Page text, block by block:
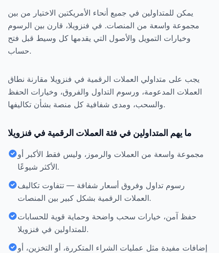
يمكن للمتداولين في جميع أنحاء الأمريكتين الاختيار من بين
مجموعة واسعة من المنصات. في فنزويلا، قارن بين الرسوم
وخيارات التمويل والأصول التي يقدمها كل وسيط قبل فتح
حساب.
يجب على متداولي العملات الرقمية في فنزويلا مقارنة نطاق
العملات المدعومة، ورسوم التداول والفروق، وخيارات الحفظ
والسحب، ومدى شفافية كل منصة بشأن تكاليفها.
ما يهم المتداولين في فئة العملات الرقمية في فنزويلا
مجموعة واسعة من العملات والرموز، وليس فقط الأكبر أو
الأكثر شيوعًا.
رسوم تداول وفروق أسعار شفافة — تتفاوت تكاليف
العملات الرقمية بشكل كبير بين المنصات.
حفظ آمن، خيارات سحب واضحة وحماية قوية للحسابات
للمتداولين في فنزويلا.
إضافات مفيدة مثل عمليات الشراء المتكررة، أو التخزين، أو